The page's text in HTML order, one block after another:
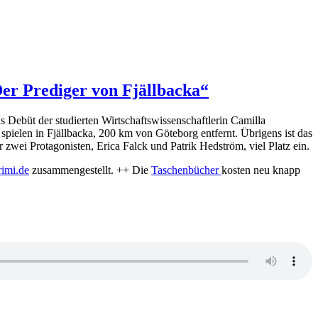
Prediger von Fjällbacka“
der studierten Wirtschaftswissenschaftlerin Camilla
in Fjällbacka, 200 km von Göteborg entfernt. Übrigens ist das
Protagonisten, Erica Falck und Patrik Hedström, viel Platz ein.
zusammengestellt. ++ Die Taschenbücherkosten neu knapp